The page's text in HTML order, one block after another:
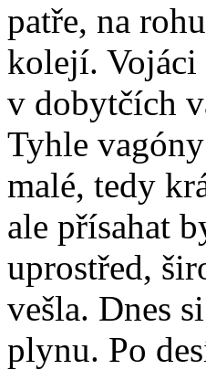
patře, na
kolejí. Vojáci
v dobytčích
Tyhle
malé, tedy
ale přísahat
uprostřed,
vešla. Dnes
plynu. Po